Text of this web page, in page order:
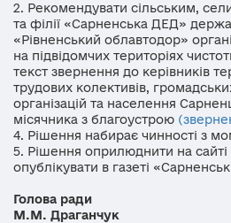
2. Рекомендувати сільським,
та філії «Сарненська ДЕД»
«Рівненський облавтодор»
на підвідомчих територіях
текст звернення до керівників
трудових колективів,
організацій та населення
місячника з благоустрою
4. Рішення набирає чинності з
5. Рішення оприлюднити на сайті
опублікувати в газеті
Голова ради
М.М. Драганчук